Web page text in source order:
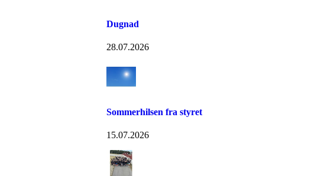
Dugnad
28.07.2026
Sommerhilsen fra styret
15.07.2026